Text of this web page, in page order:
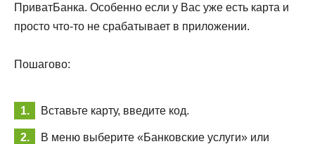
ПриватБанка. Особенно если у Вас уже есть карта и
просто что-то не срабатывает в приложении.
Пошагово:
Вставьте карту, введите код.
В меню выберите «Банковские услуги» или